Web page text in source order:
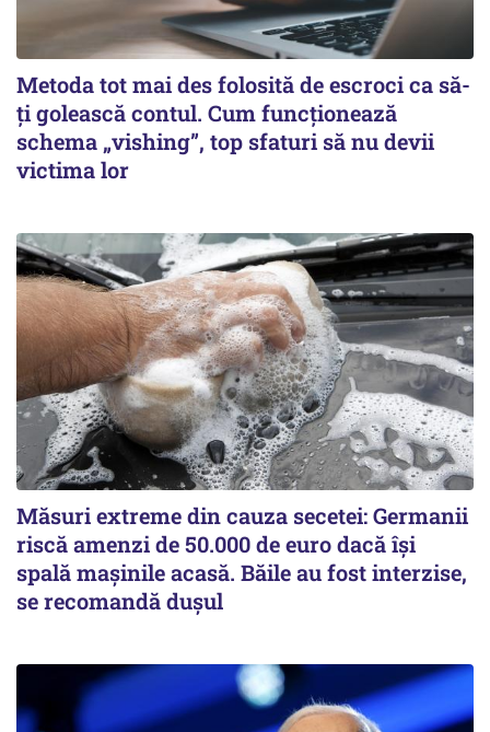
Metoda tot mai des folosită de escroci ca să-
ți golească contul. Cum funcționează
schema „vishing”, top sfaturi să nu devii
victima lor
Măsuri extreme din cauza secetei: Germanii
riscă amenzi de 50.000 de euro dacă își
spală mașinile acasă. Băile au fost interzise,
se recomandă dușul